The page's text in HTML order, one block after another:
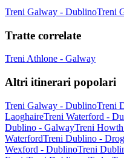
Treni Galway - DublinoTreni
Tratte correlate
Treni Athlone - Galway
Altri itinerari popolari
Treni Galway - DublinoTreni
LaoghaireTreni Waterford -
Dublino - GalwayTreni
WaterfordTreni Dublino -
Wexford - DublinoTreni